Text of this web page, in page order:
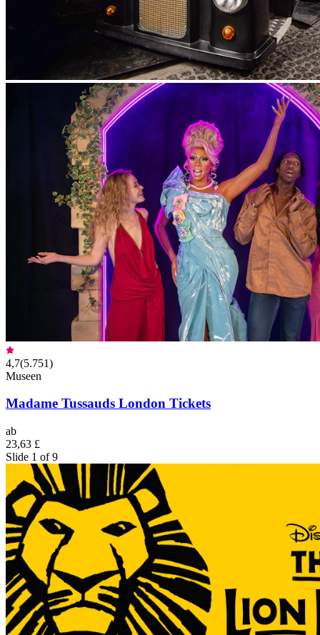
4,7(5.751)
Museen
Madame Tussauds London Tickets
ab
23,63 £
Slide 1 of 9